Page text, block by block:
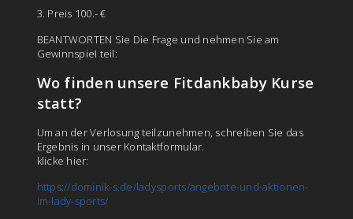
3. Preis 100.- €
BEANTWORTEN Sie Die Frage und nehmen Sie am
GewinnspieI teil:
Wo finden unsere Fitdankbaby Kurse
statt?
Um an der Verlosung teilzunehmen, schreiben Sie das
Ergebnis in unser Kontaktformular.
klicke hier:
https://dominik-s.de/ladysports/angebote-und-aktionen-
im-lady-sports/